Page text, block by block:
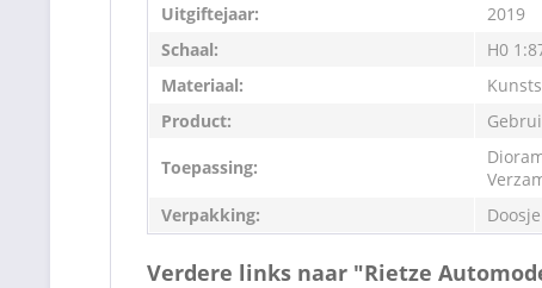
Uitgiftejaar:
2019
Schaal:
H0
Materiaal:
Product:
Toepassing:
Verpakking:
Doosje
Verdere links naar "Rietze